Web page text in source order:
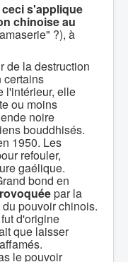
s'applique
chinoise au
?), à
de la destruction
certains
l'intérieur, elle
ou moins
noire
bouddhisés.
1950. Les
refouler,
gaélique.
bond en
par la
pouvoir chinois.
d'origine
que laisser
le pouvoir